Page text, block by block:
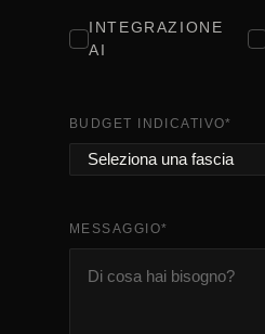
INTEGRAZIONE
AI
BUDGET INDICATIVO*
MESSAGGIO*